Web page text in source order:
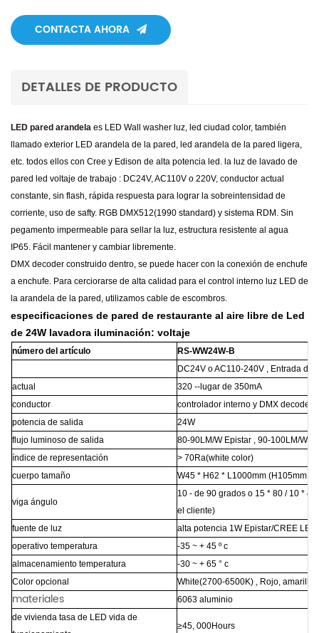
CONTACTA AHORA
DETALLES DE PRODUCTO
LED pared arandela es LED Wall washer luz, led ciudad color, también
llamado exterior LED arandela de la pared, led arandela de la pared ligera,
etc. todos ellos con Cree y Edison de alta potencia led. la luz de lavado de
pared led voltaje de trabajo : DC24V, AC110V o 220V, conductor actual
constante, sin flash, rápida respuesta para lograr la sobreintensidad de
corriente, uso de safty. RGB DMX512(1990 standard) y sistema RDM. Sin
pegamento impermeable para sellar la luz, estructura resistente al agua
IP65. Fácil mantener y cambiar libremente.
DMX decoder construido dentro, se puede hacer con la conexión de enchufe
a enchufe. Para cerciorarse de alta calidad para el control interno luz LED de
la arandela de la pared, utilizamos cable de escombros.
especificaciones de pared de restaurante al aire libre de Led
de 24W lavadora iluminación: voltaje
número del artículo
RS-WW24W-B
DC24V o AC110-240V , Entrada de
actual
320 --lugar de 350mA
conductor
controlador interno y DMX decoder
potencia de salida
24W
flujo luminoso de salida
80-90LM/W Epistar , 90-100LM/W
índice de representación
> 70Ra(white color)
cuerpo tamaño
W45 * H62 * L1000mm (H105mm
viga ángulo
10 - de 90 grados o 15 * 80 / 10 *
el cliente)
fuente de luz
alta potencia 1W Epistar/CREE LED
operativo temperatura
-35 ~ + 45 º c
almacenamiento temperatura
-30 ~ + 65 ° c
Color opcional White(2700-6500K) , Rojo, amarillo,
materiales
6063 aluminio
de vivienda tasa de LED vida de
≥45, 000Hours